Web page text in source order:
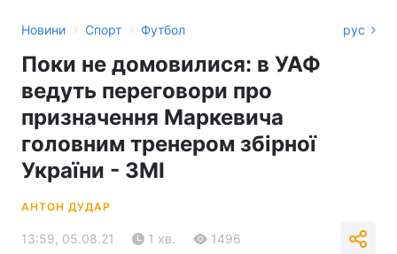
Новини › Спорт › Футбол рус
Поки не домовилися: в УАФ
ведуть переговори про
призначення Маркевича
головним тренером збірної
України - ЗМІ
АНТОН ДУДАР
13:59, 05.08.21 1 хв. 1496